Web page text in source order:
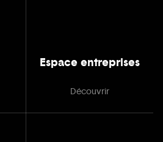
Espace entreprises
Découvrir